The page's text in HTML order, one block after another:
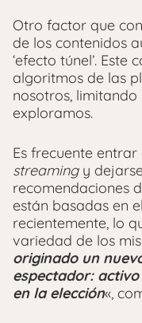
Otro factor que
de los contenidos
‘efecto túnel’.
algoritmos de las
nosotros,
exploramos.
Es frecuente
streaming y
recomendaciones
están basadas en
recientemente, lo
variedad de los
originado un
espectador:
en la elección«,